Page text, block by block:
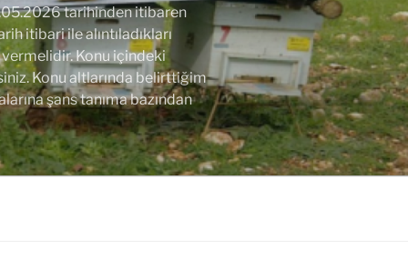
tarihinden itibaren
itibari ile alıntıladıkları
Konu içindeki
Konu altlarında belirttiğim
şans tanıma bazından